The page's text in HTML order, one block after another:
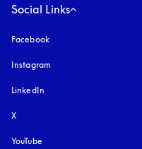
Social Links
Facebook
Instagram
LinkedIn
X
YouTube